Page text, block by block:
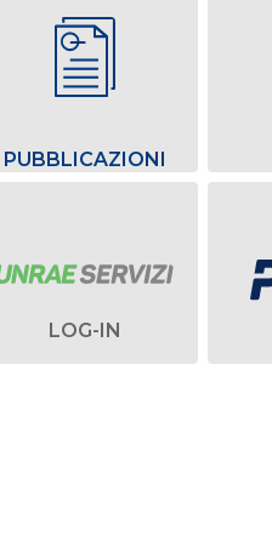
PUBBLICAZIONI
LOG-IN